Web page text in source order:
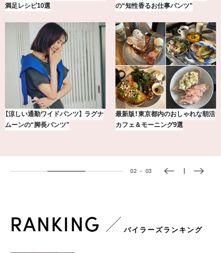
黒スニーカー4選
下ろし！金沢の旅リスト
気分が上がる「フルラ」のアイウェ
アを「眼鏡市場」で探して。
おしゃれが即決まる！真夏の着こな
し7選【1週間コーデまとめ】
03 － 03
RANKING バイラーズランキング